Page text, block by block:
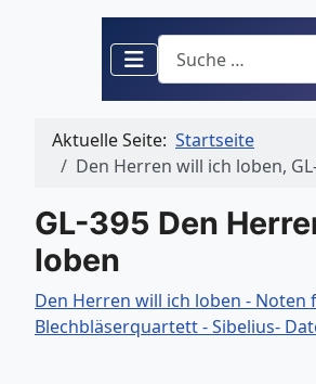
Suchen
Aktuelle Seite: Startseite
Den Herren will ich loben,
GL-395 Den
loben
Den Herren will ich loben - Noten
Blechbläserquartett - Sibelius-